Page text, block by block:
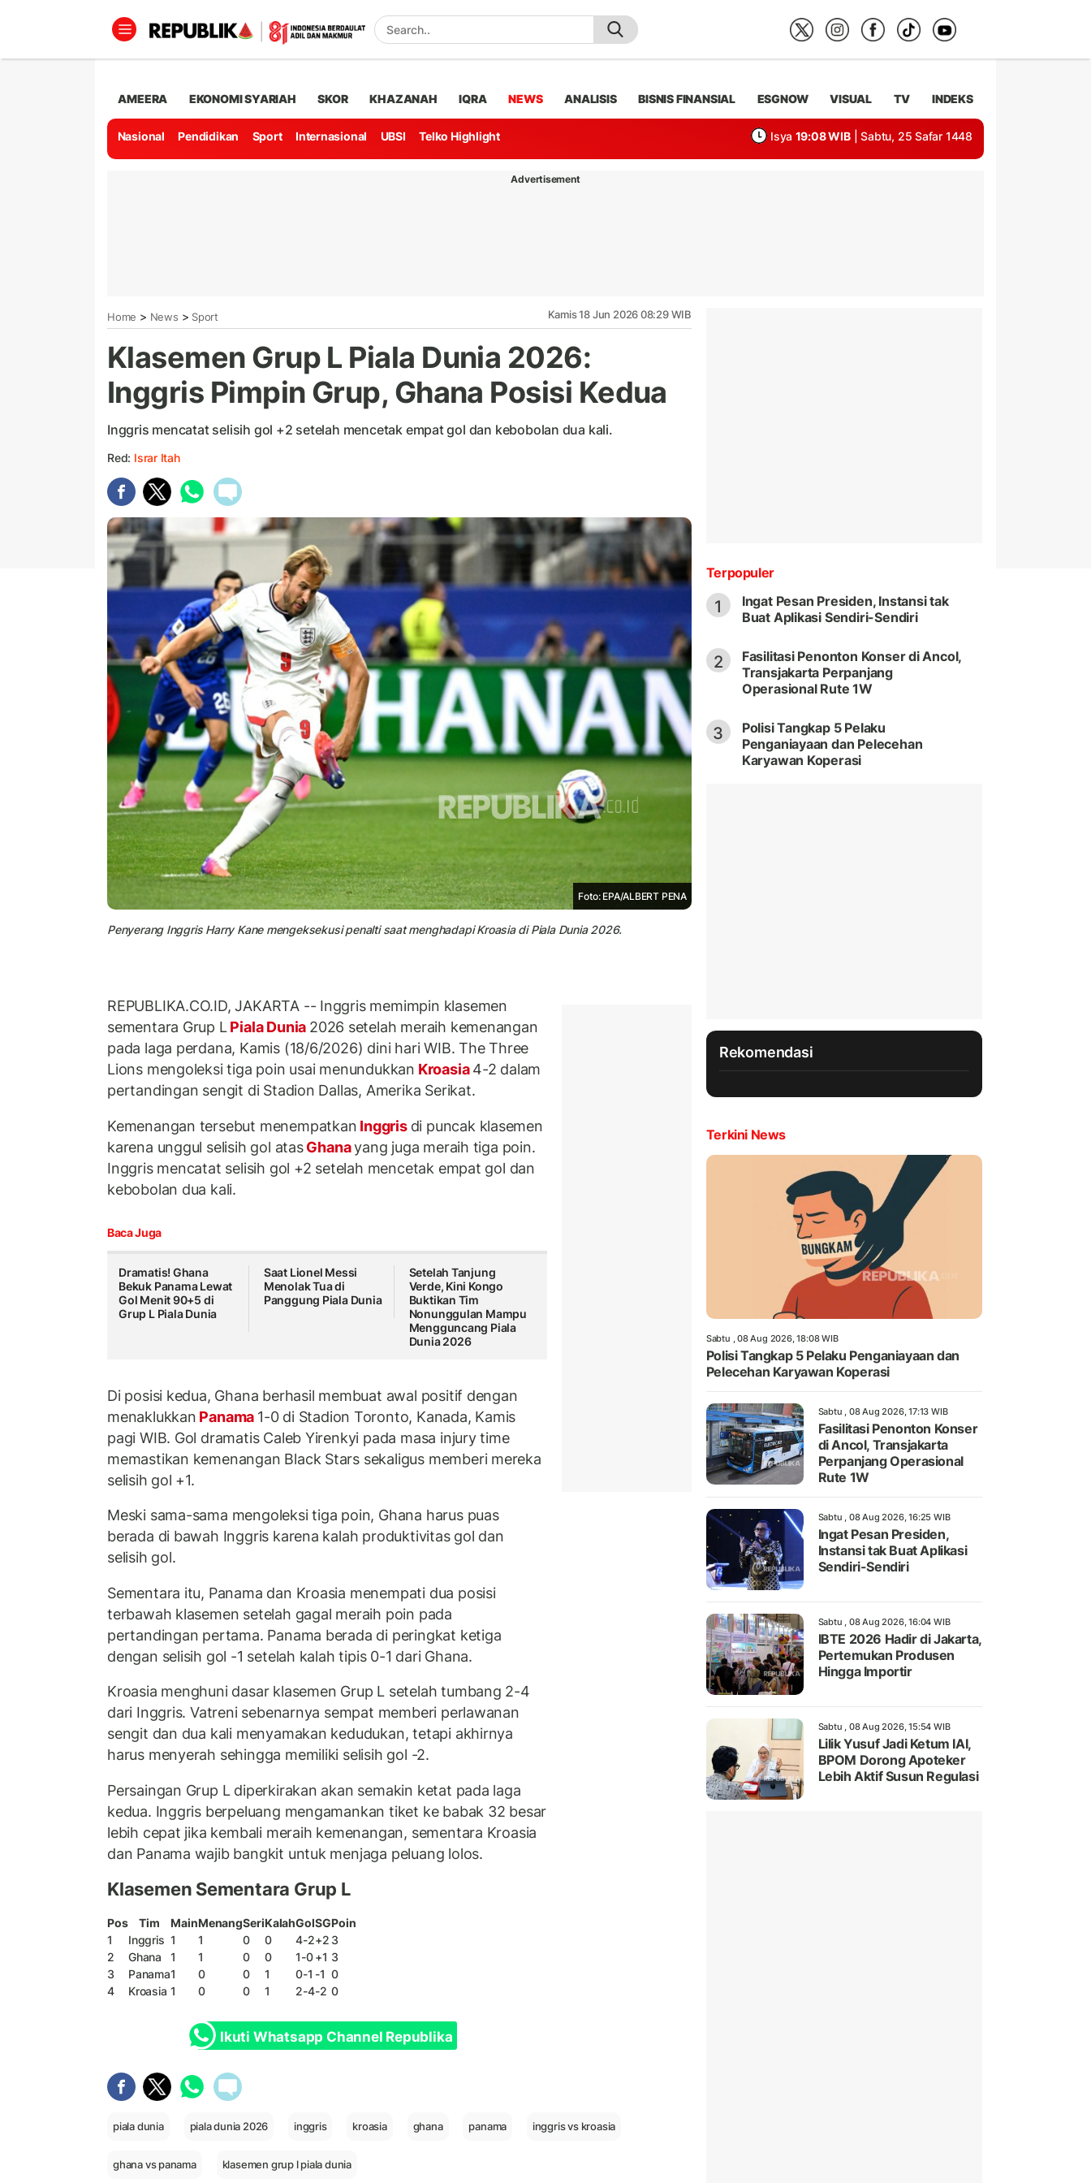
AMEERA EKONOMI SYARIAH SKOR KHAZANAH IQRA NEWS ANALISIS BISNIS FINANSIAL ESGNOW VISUAL TV INDEKS
Nasional Pendidikan Sport Internasional UBSI Telko Highlight Isya 19:08 WIB | Sabtu, 25 Safar 1448
Advertisement
Home > News > Sport Kamis 18 Jun 2026 08:29 WIB
Klasemen Grup L Piala Dunia 2026:
Inggris Pimpin Grup, Ghana Posisi Kedua
Inggris mencatat selisih gol +2 setelah mencetak empat gol dan kebobolan dua kali.
Red: Israr Itah
Foto: EPA/ALBERT PENA
Penyerang Inggris Harry Kane mengeksekusi penalti saat menghadapi Kroasia di Piala Dunia 2026.
REPUBLIKA.CO.ID, JAKARTA -- Inggris memimpin klasemen
sementara Grup L Piala Dunia 2026 setelah meraih kemenangan
pada laga perdana, Kamis (18/6/2026) dini hari WIB. The Three
Lions mengoleksi tiga poin usai menundukkan Kroasia4-2 dalam
pertandingan sengit di Stadion Dallas, Amerika Serikat.
Kemenangan tersebut menempatkan Inggris di puncak klasemen
karena unggul selisih gol atasGhanayang juga meraih tiga poin.
Inggris mencatat selisih gol +2 setelah mencetak empat gol dan
kebobolan dua kali.
Baca Juga
Dramatis! Ghana
Bekuk Panama Lewat
Gol Menit 90+5 di
Grup L Piala Dunia
Saat Lionel Messi
Menolak Tua di
Panggung Piala Dunia
Setelah Tanjung
Verde, Kini Kongo
Buktikan Tim
Nonunggulan Mampu
Mengguncang Piala
Dunia 2026
Di posisi kedua, Ghana berhasil membuat awal positif dengan
menaklukkan Panama 1-0 di Stadion Toronto, Kanada, Kamis
pagi WIB. Gol dramatis Caleb Yirenkyi pada masa injury time
memastikan kemenangan Black Stars sekaligus memberi mereka
selisih gol +1.
Meski sama-sama mengoleksi tiga poin, Ghana harus puas
berada di bawah Inggris karena kalah produktivitas gol dan
selisih gol.
Sementara itu, Panama dan Kroasia menempati dua posisi
terbawah klasemen setelah gagal meraih poin pada
pertandingan pertama. Panama berada di peringkat ketiga
dengan selisih gol -1 setelah kalah tipis 0-1 dari Ghana.
Kroasia menghuni dasar klasemen Grup L setelah tumbang 2-4
dari Inggris. Vatreni sebenarnya sempat memberi perlawanan
sengit dan dua kali menyamakan kedudukan, tetapi akhirnya
harus menyerah sehingga memiliki selisih gol -2.
Persaingan Grup L diperkirakan akan semakin ketat pada laga
kedua. Inggris berpeluang mengamankan tiket ke babak 32 besar
lebih cepat jika kembali meraih kemenangan, sementara Kroasia
dan Panama wajib bangkit untuk menjaga peluang lolos.
Klasemen Sementara Grup L
Pos Tim MainMenangSeriKalahGolSGPoin
1
Inggris 1 1 0 0 4-2+2 3
2
Ghana 1 1 0 0 1-0 +1 3
3
Panama1 0 0 1 0-1 -1 0
4
Kroasia 1 0 0 1 2-4-2 0
Ikuti Whatsapp Channel Republika
piala dunia piala dunia 2026 inggris kroasia ghana panama inggris vs kroasia
ghana vs panama klasemen grup l piala dunia
Terpopuler
1
Ingat Pesan Presiden, Instansi tak
Buat Aplikasi Sendiri-Sendiri
2
Fasilitasi Penonton Konser di Ancol,
Transjakarta Perpanjang
Operasional Rute 1W
3
Polisi Tangkap 5 Pelaku
Penganiayaan dan Pelecehan
Karyawan Koperasi
Rekomendasi
Terkini News
Sabtu , 08 Aug 2026, 18:08 WIB
Polisi Tangkap 5 Pelaku Penganiayaan dan
Pelecehan Karyawan Koperasi
Sabtu , 08 Aug 2026, 17:13 WIB
Fasilitasi Penonton Konser
di Ancol, Transjakarta
Perpanjang Operasional
Rute 1W
Sabtu , 08 Aug 2026, 16:25 WIB
Ingat Pesan Presiden,
Instansi tak Buat Aplikasi
Sendiri-Sendiri
Sabtu , 08 Aug 2026, 16:04 WIB
IBTE 2026 Hadir di Jakarta,
Pertemukan Produsen
Hingga Importir
Sabtu , 08 Aug 2026, 15:54 WIB
Lilik Yusuf Jadi Ketum IAI,
BPOM Dorong Apoteker
Lebih Aktif Susun Regulasi